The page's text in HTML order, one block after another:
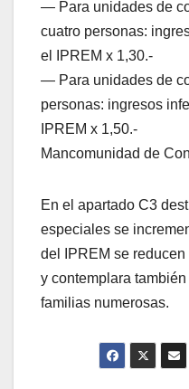
— Para unidades de
cuatro personas:
el IPREM x 1,30.-
— Para unidades de
personas: ingresos
IPREM x 1,50.-
Mancomunidad de
En el apartado C3
especiales se
del IPREM se
y contemplara
familias numerosas.